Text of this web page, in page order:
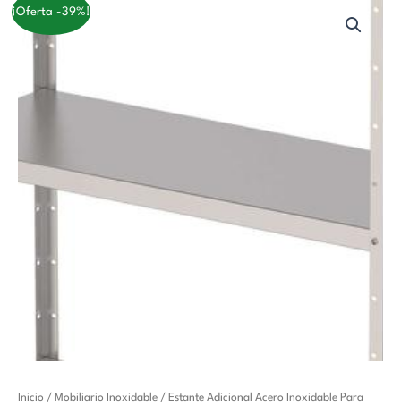
¡Oferta -39%!
Inicio / Mobiliario Inoxidable / Estante Adicional Acero Inoxidable Para
El
El
Estante
mm
FS1200300AS